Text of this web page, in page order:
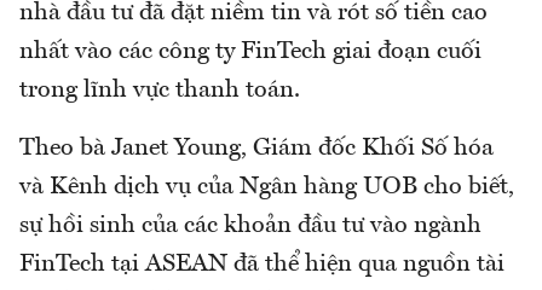
nhà đầu tư đã đặt niềm tin và rót số tiền cao
nhất vào các công ty FinTech giai đoạn cuối
trong lĩnh vực thanh toán.
Theo bà Janet Young, Giám đốc Khối Số hóa
và Kênh dịch vụ của Ngân hàng UOB cho biết,
sự hồi sinh của các khoản đầu tư vào ngành
FinTech tại ASEAN đã thể hiện qua nguồn tài